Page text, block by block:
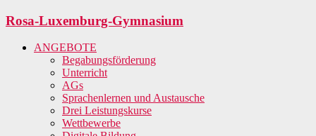
Zum
springen
Rosa-Luxemburg-Gymnasium
ANGEBOTE
Begabungsförderung
Unterricht
AGs
Sprachenlernen und Austausche
Drei Leistungskurse
Wettbewerbe